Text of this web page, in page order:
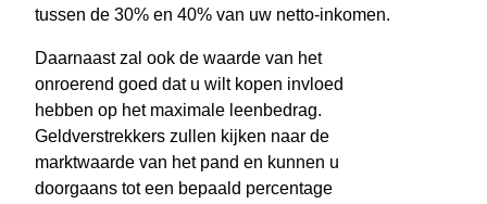
tussen de 30% en 40% van uw netto-inkomen.
Daarnaast zal ook de waarde van het
onroerend goed dat u wilt kopen invloed
hebben op het maximale leenbedrag.
Geldverstrekkers zullen kijken naar de
marktwaarde van het pand en kunnen u
doorgaans tot een bepaald percentage